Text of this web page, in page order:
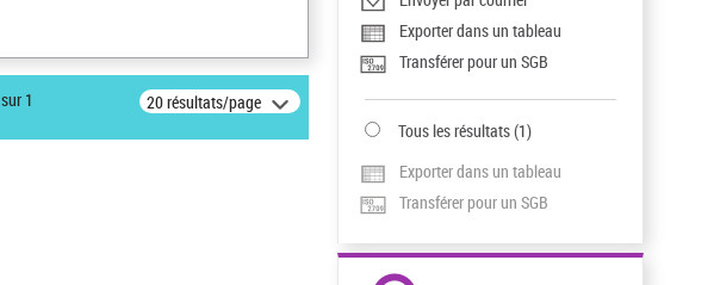
sur 1 20 résultats/page
Exporter dans un tableau
Transférer pour un SGB
Tous les résultats(1)
Exporter dans un tableau
Transférer pour un SGB